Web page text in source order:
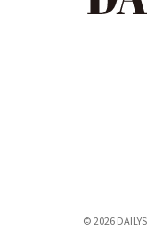
© 2026